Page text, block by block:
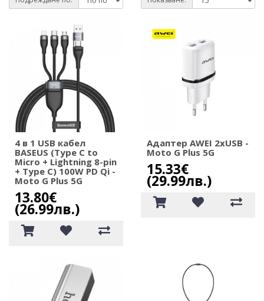
4 в 1 USB кабел
BASEUS (Type C to
Micro + Lightning 8-pin
+ Type C) 100W PD Qi -
Moto G Plus 5G
13.80€
(26.99лв.)
Адаптер AWEI 2xUSB -
Moto G Plus 5G
15.33€
(29.99лв.)